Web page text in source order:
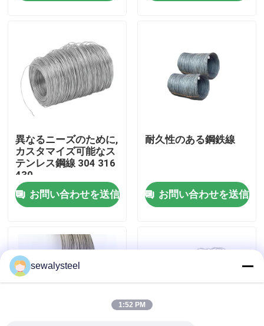
ビデオ
企業情報
会社案内
品質管理
お問い合わせ
すべての場合
異なるニーズのために,
カスタマイズ可能なス
テンレス鋼線 304 316
430
お問い合わせを送信
耐久性のある鋼鉄線
お問い合わせを送信
sewalysteel
1:52 PM